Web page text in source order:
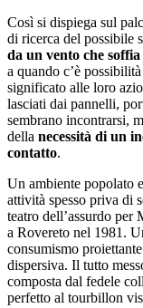
Così si dispiega sul
di ricerca del possibile
da un vento che
a quando c’è
significato alle loro
lasciati dai pannelli,
sembrano incontrarsi,
della necessità di un
contatto.
Un ambiente popolato
attività spesso priva di
teatro dell’assurdo
a Rovereto nel 1981.
consumismo
dispersiva. Il tutto
composta dal fedele
perfetto al tourbillon